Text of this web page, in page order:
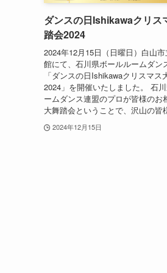
ダンスの日Ishikawaクリス
踏会2024
2024年12月15日（日曜日）白山
館にて、石川県ボールルームダン
「ダンスの日Ishikawaクリスマス
2024」を開催いたしました。 石
ームダンス連盟のプロが皆様のお
大舞踏会ということで、沢山の皆
2024年12月15日